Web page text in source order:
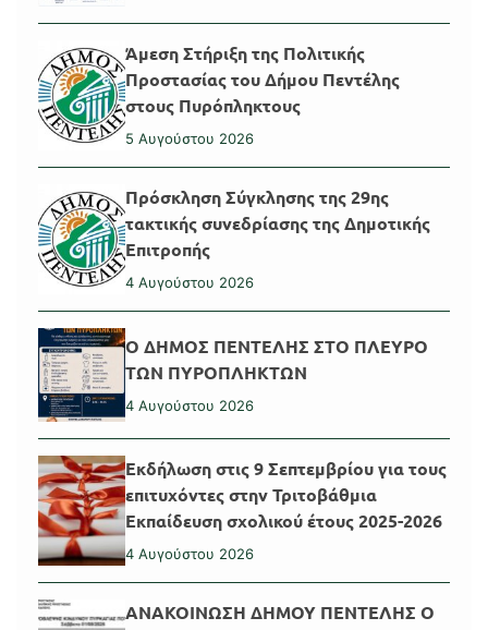
Άμεση Στήριξη της Πολιτικής
Προστασίας του Δήμου Πεντέλης
στους Πυρόπληκτους
5 Αυγούστου 2026
Πρόσκληση Σύγκλησης της 29ης
τακτικής συνεδρίασης της Δημοτικής
Επιτροπής
4 Αυγούστου 2026
Ο ΔΗΜΟΣ ΠΕΝΤΕΛΗΣ ΣΤΟ ΠΛΕΥΡΟ
ΤΩΝ ΠΥΡΟΠΛΗΚΤΩΝ
4 Αυγούστου 2026
Εκδήλωση στις 9 Σεπτεμβρίου για τους
επιτυχόντες στην Τριτοβάθμια
Εκπαίδευση σχολικού έτους 2025-2026
4 Αυγούστου 2026
ΑΝΑΚΟΙΝΩΣΗ ΔΗΜΟΥ ΠΕΝΤΕΛΗΣ Ο